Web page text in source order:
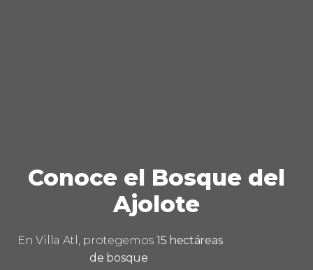
Conoce el Bosque del
Ajolote
En Villa Atl, protegemos 15 hectáreas
de bosque